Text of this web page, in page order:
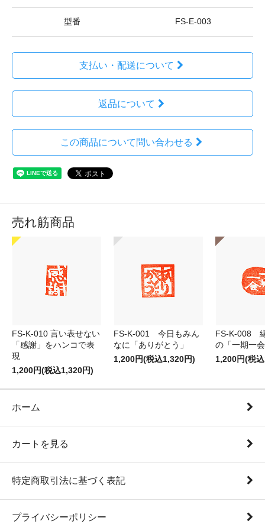
型番 FS-E-003
支払い・配送について
返品について
この商品について問い合わせる
売れ筋商品
FS-K-010 言い表せない
「感謝」をハンコで表
現
1,200円(税込1,320円)
FS-K-001 今日もみん
なに「ありがとう」
1,200円(税込1,320円)
FS-K-008
の「一期一
1,200円(税
ホーム
カートを見る
特定商取引法に基づく表記
プライバシーポリシー